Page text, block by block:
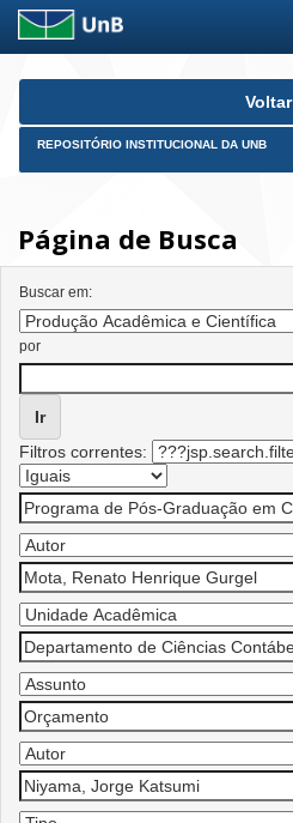
Skip
Voltar
REPOSITÓRIO INSTITUCIONAL DA UNB
Página de Busca
Buscar em:
por
Filtros correntes: